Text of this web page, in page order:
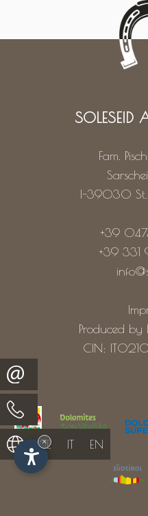
DE IT EN
SOLESEID
Fam.
I-39030
+39
+39
Produced by
CIN:
×